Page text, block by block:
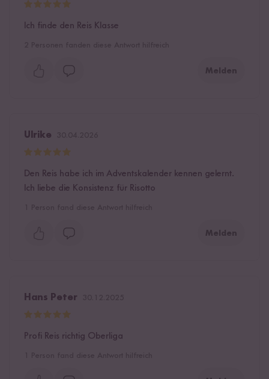
Ich finde den Reis Klasse
Melden
Ulrike
Den Reis habe ich im Adventskalender kennen gelernt.
Ich liebe die Konsistenz für Risotto
Melden
Hans Peter
Profi Reis richtig Oberliga